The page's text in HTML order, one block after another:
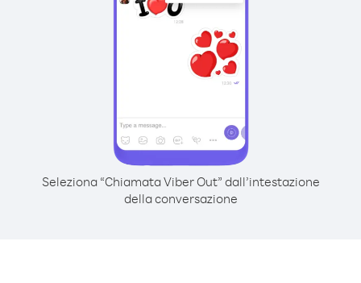
Seleziona “Chiamata Viber Out” dall’intestazione
della conversazione